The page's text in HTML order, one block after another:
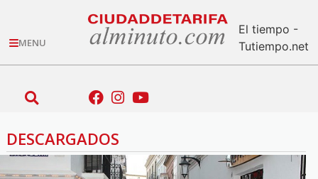
MENU
El tiempo -
Tutiempo.net
DESCARGADOS